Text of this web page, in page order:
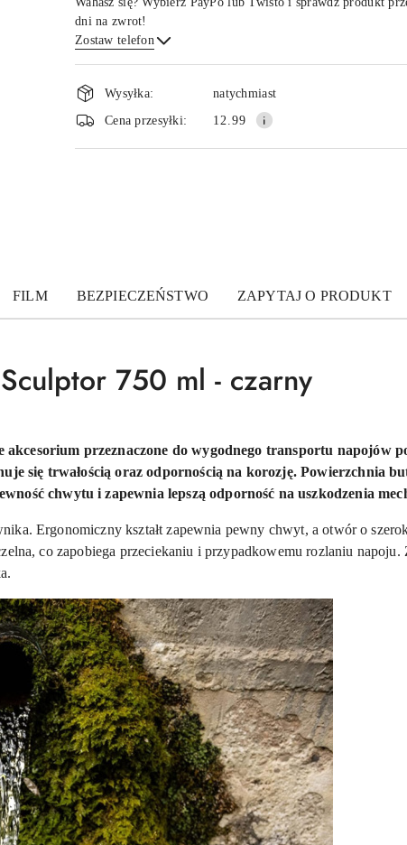
dni na zwrot!
Zostaw telefon
Dostępność
i
dostawa
Wysyłka:
natychmiast
Cena przesyłki:
12.99
FILM BEZPIECZEŃSTWO ZAPYTAJ O PRODUKT
750 ml - czarny
przeznaczone do wygodnego transportu napojów
się trwałością oraz odpornością na korozję. Powierzchnia
chwytu i zapewnia lepszą odporność na uszkodzenia
Ergonomiczny kształt zapewnia pewny chwyt, a otwór o
co zapobiega przeciekaniu i przypadkowemu rozlaniu napoju.